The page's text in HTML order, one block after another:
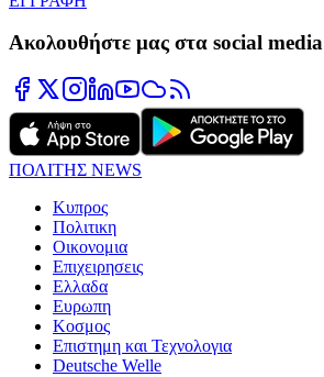
Ακολουθήστε μας στα social media
ΠΟΛΙΤΗΣ NEWS
Κυπρος
Πολιτικη
Οικονομια
Επιχειρησεις
Ελλαδα
Ευρωπη
Κοσμος
Επιστημη και Τεχνολογια
Deutsche Welle